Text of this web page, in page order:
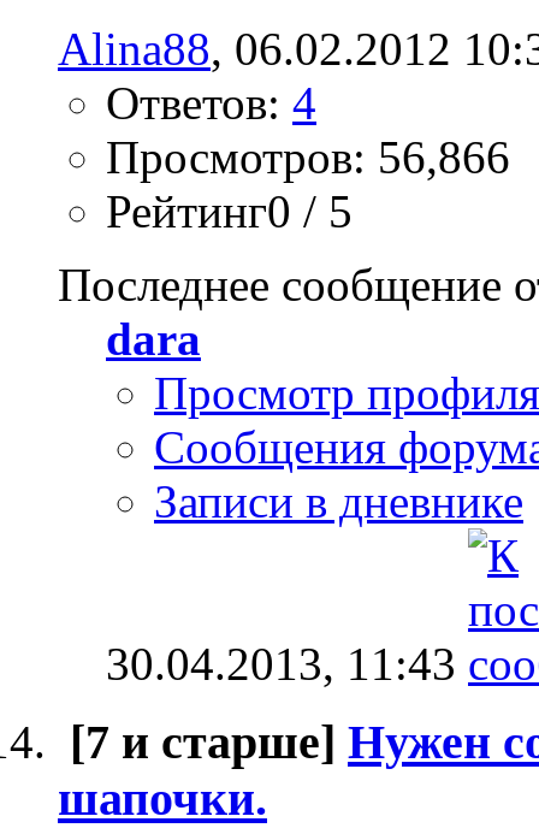
Alina88, 06.02.2012
Ответов: 4
Просмотров: 56,866
Рейтинг0 / 5
Последнее сообщение
dara
Просмотр профиля
Сообщения
Записи в дневнике
30.04.2013, 11:43
[7 и старше] Нужен
шапочки.